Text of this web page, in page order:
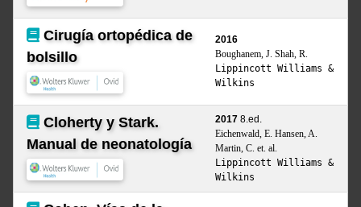
Cirugía ortopédica de
bolsillo
2016
Boughanem, J. Shah, R.
Lippincott Williams &
Wilkins
Cloherty y Stark.
Manual de neonatología
2017 8.ed.
Eichenwald, E. Hansen, A.
Martin, C. et. al.
Lippincott Williams &
Wilkins